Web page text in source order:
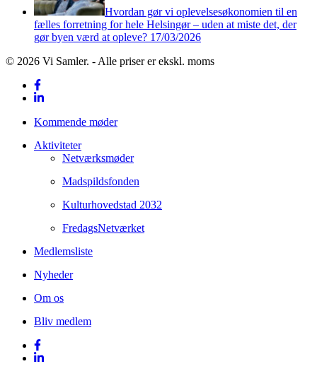
Hvordan gør vi oplevelsesøkonomien til en
fælles forretning for hele Helsingør – uden at miste det, der
gør byen værd at opleve? 17/03/2026
© 2026 Vi Samler. - Alle priser er ekskl. moms
facebook
linkedin
Close
Kommende møder
Aktiviteter
Netværksmøder
Madspildsfonden
Kulturhovedstad 2032
FredagsNetværket
Medlemsliste
Nyheder
Om os
Bliv medlem
facebook
linkedin